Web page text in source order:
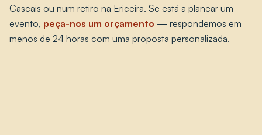
Cascais ou num retiro na Ericeira. Se está a planear um
evento, peça-nos um orçamento — respondemos em
menos de 24 horas com uma proposta personalizada.